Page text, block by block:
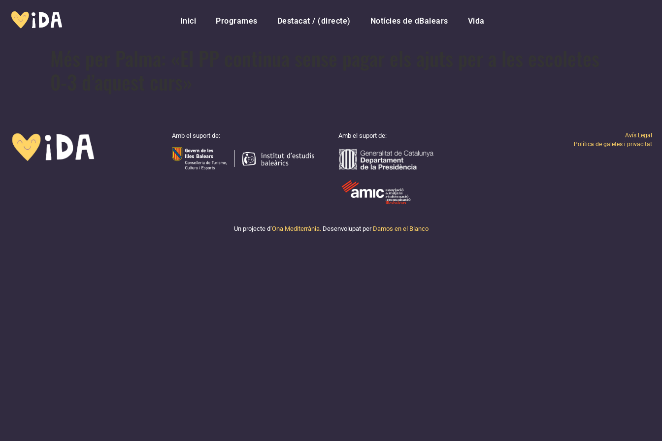
Inici Programes Destacat / (directe) Notícies de dBalears Vida
Amb el suport de: Amb el suport de:
Avís Legal
Política de galetes i privacitat
Un projecte d’Ona Mediterrània.Desenvolupat per Damos en el Blanco